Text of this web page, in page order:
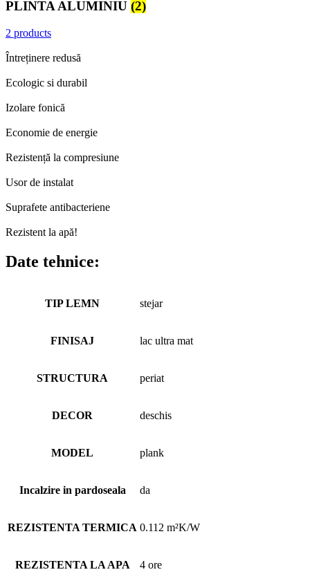
PLINTA ALUMINIU (2)
2 products
Întreținere redusă
Ecologic si durabil
Izolare fonică
Economie de energie
Rezistență la compresiune
Usor de instalat
Suprafete antibacteriene
Rezistent la apă!
Date tehnice:
TIP LEMN stejar
FINISAJ lac ultra mat
STRUCTURA periat
DECOR deschis
MODEL plank
Incalzire in pardoseala da
REZISTENTA TERMICA 0.112 m²K/W
REZISTENTA LA APA 4 ore